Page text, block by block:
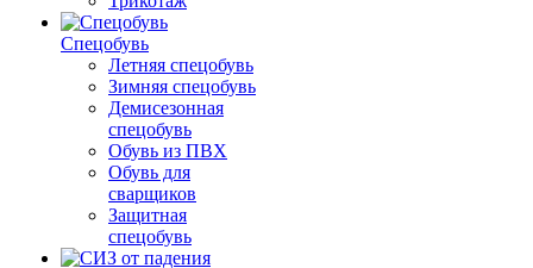
Спецобувь
Летняя спецобувь
Зимняя спецобувь
Демисезонная
спецобувь
Обувь из ПВХ
Обувь для
сварщиков
Защитная
спецобувь